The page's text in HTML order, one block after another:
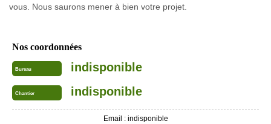
vous. Nous saurons mener à bien votre projet.
Nos coordonnées
Bureau indisponible
Chantier indisponible
Email : indisponible